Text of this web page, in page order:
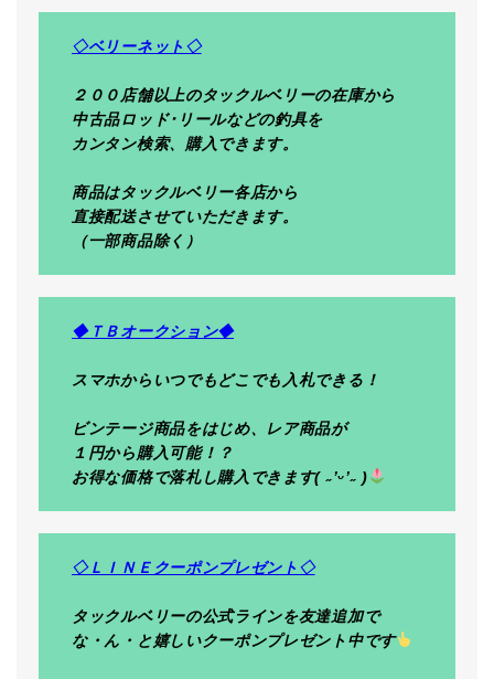
◇ベリーネット◇
２００店舗以上のタックルベリーの在庫から
中古品ロッド･リールなどの釣具を
カンタン検索、購入できます。
商品はタックルベリー各店から
直接配送させていただきます。
（一部商品除く）
◆ＴＢオークション◆
スマホからいつでもどこでも入札できる！
ビンテージ商品をはじめ、レア商品が
１円から購入可能！？
お得な価格で落札し購入できます( ˶’ᵕ’˶ )
◇ＬＩＮＥクーポンプレゼント◇
タックルベリーの公式ラインを友達追加で
な・ん・と嬉しいクーポンプレゼント中です